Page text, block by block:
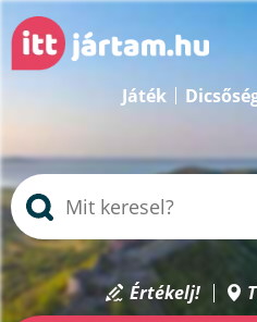
Játék
Értékelj!